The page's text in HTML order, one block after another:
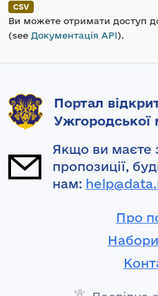
CSV
Ви можете отримати доступ
(see Документація API).
Портал
Ужгородської
Якщо ви маєте
пропозиції,
нам:
Про